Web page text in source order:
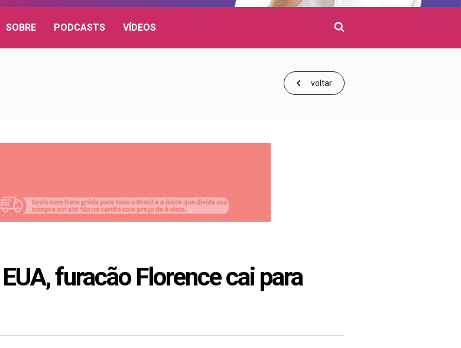
pesquisar
SOBRE PODCASTS VÍDEOS
voltar
furacão Florence cai para